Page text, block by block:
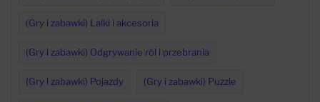
(Gry i zabawki) Lalki i akcesoria
(Gry i zabawki) Odgrywanie ról i przebrania
(Gry i zabawki) Pojazdy (Gry i zabawki) Puzzle